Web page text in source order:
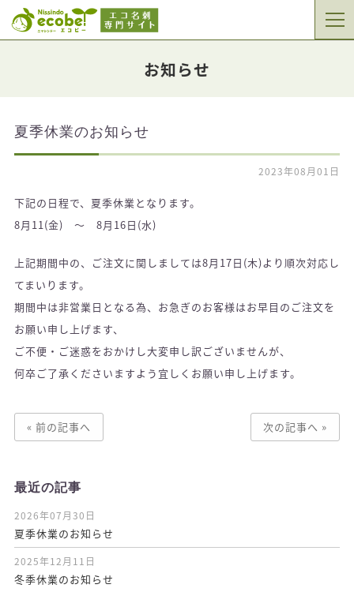
お知らせ
夏季休業のお知らせ
2023年08月01日
下記の日程で、夏季休業となります。
8月11(金) ～ 8月16日(水)
上記期間中の、ご注文に関しましては8月17日(木)より順次対応し
てまいります。
期間中は非営業日となる為、お急ぎのお客様はお早目のご注文を
お願い申し上げます、
ご不便・ご迷惑をおかけし大変申し訳ございませんが、
何卒ご了承くださいますよう宜しくお願い申し上げます。
« 前の記事へ 次の記事へ »
最近の記事
2026年07月30日
夏季休業のお知らせ
2025年12月11日
冬季休業のお知らせ